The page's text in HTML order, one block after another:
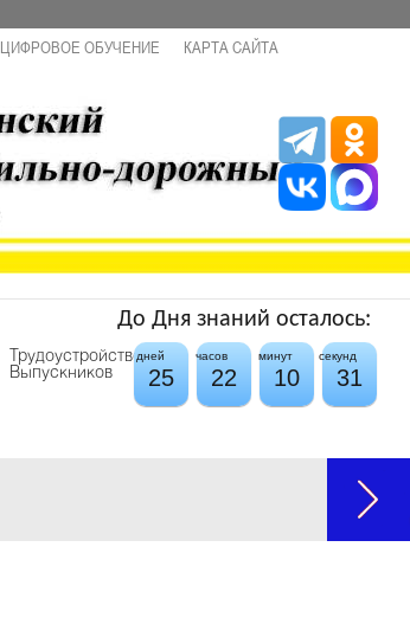
ЦИФРОВОЕ ОБУЧЕНИЕ КАРТА САЙТА
Трудоустройство
Выпускников
До Дня знаний осталось:
дней часов минут секунд
25 22 10 31